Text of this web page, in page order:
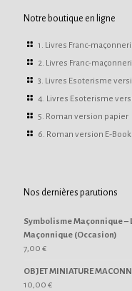
Notre boutique en ligne
1. Livres Franc-
2. Livres Franc-
3. Livres Esoterisme
4. Livres Esoterisme
5. Roman version papier
6. Roman version E-Book
Nos dernières parutions
Symbolisme Maçonnique –
Maçonnique (Occasion)
7,00 €
OBJET MINIATURE
10,00 €